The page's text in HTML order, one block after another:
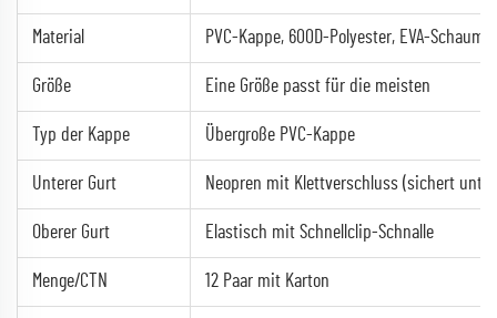
Material PVC-Kappe, 600D-Polyester, EVA-
Größe Eine Größe passt für die meisten
Typ der Kappe Übergroße PVC-Kappe
Unterer Gurt Neopren mit Klettverschluss (sichert
Oberer Gurt Elastisch mit Schnellclip-Schnalle
Menge/CTN 12 Paar mit Karton